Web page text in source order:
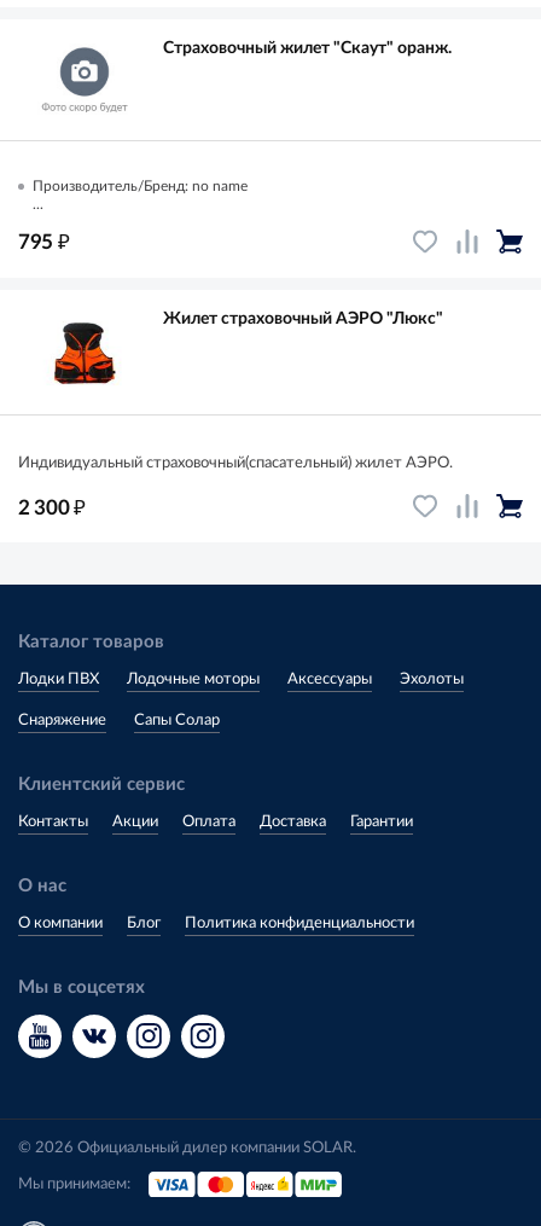
Страховочный жилет "Скаут" оранж.
Производитель/Бренд: no name
...
795 ₽
Жилет страховочный АЭРО "Люкс"
Индивидуальный страховочный(спасательный) жилет АЭРО.
2 300₽
Каталог товаров
Лодки ПВХ Лодочные моторы Аксессуары Эхолоты
Снаряжение Сапы Солар
Клиентский сервис
Контакты Акции Оплата Доставка Гарантии
О нас
О компании Блог Политика конфиденциальности
Мы в соцсетях
© 2026 Официальный дилер компании SOLAR.
Мы принимаем: